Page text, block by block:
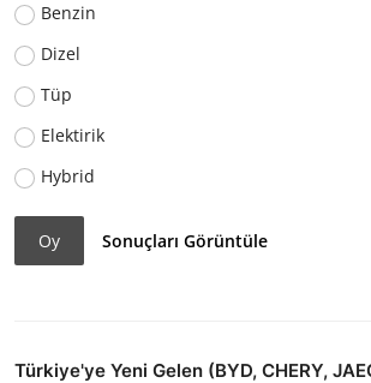
Benzin
Dizel
Tüp
Elektirik
Hybrid
Oy Sonuçları Görüntüle
Türkiye'ye Yeni Gelen (BYD, CHERY,